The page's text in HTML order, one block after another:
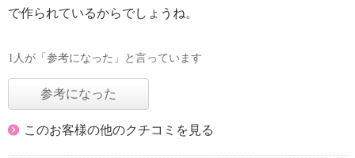
で作られているからでしょうね。
1人が「参考になった」と言っています
参考になった
このお客様の他のクチコミを見る